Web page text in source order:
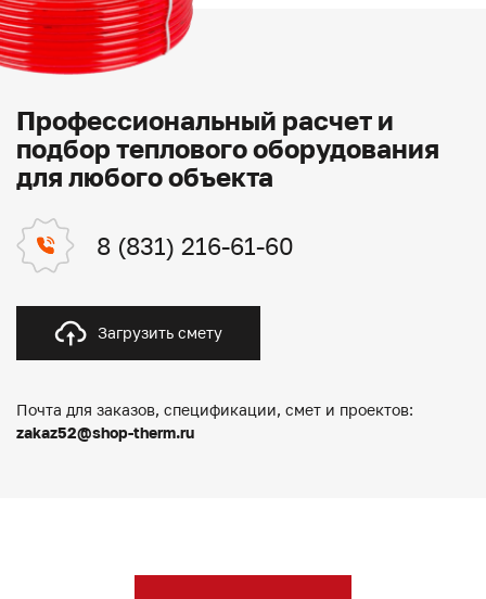
Профессиональный расчет и
подбор теплового оборудования
для любого объекта
8 (831) 216-61-60
Загрузить смету
Почта для заказов, спецификации, смет и проектов:
zakaz52@shop-therm.ru